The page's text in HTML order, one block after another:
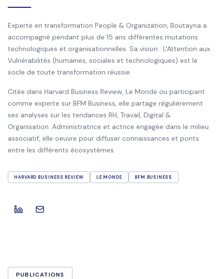
Experte en transformation People & Organization, Boutayna a
accompagné pendant plus de 15 ans différentes mutations
technologiques et organisationnelles. Sa vision : L'Attention aux
Vulnérabilités (humaines, sociales et technologiques) est le
socle de toute transformation réussie.
Citée dans Harvard Business Review, Le Monde ou participant
comme experte sur BFM Business, elle partage régulièrement
ses analyses sur les tendances RH, Travail, Digital &
Organisation. Administratrice et actrice engagée dans le milieu
associatif, elle oeuvre pour diffuser connaissances et ponts
entre les différents écosystèmes.
HARVARD BUSINESS REVIEW LE MONDE BFM BUSINESS
PUBLICATIONS